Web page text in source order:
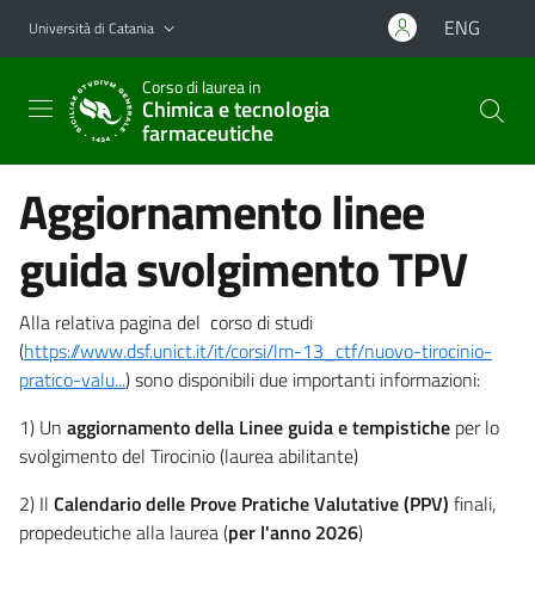
Vai al contenuto principale
Vai al menu di navigazione
Università di Catania ENG
Corso di laurea in
Chimica e tecnologia
farmaceutiche
Aggiornamento linee
guida svolgimento TPV
Alla relativa pagina del corso di studi
(https://www.dsf.unict.it/it/corsi/lm-13_ctf/nuovo-tirocinio-
pratico-valu...) sono disponibili due importanti informazioni:
1) Un aggiornamento della Linee guida e tempistiche per lo
svolgimento del Tirocinio (laurea abilitante)
2) Il Calendario delle Prove Pratiche Valutative (PPV) finali,
propedeutiche alla laurea (per l'anno 2026)